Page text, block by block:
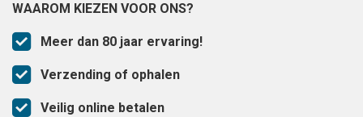
WAAROM KIEZEN VOOR ONS?
Meer dan 80 jaar ervaring!
Verzending of ophalen
Veilig online betalen